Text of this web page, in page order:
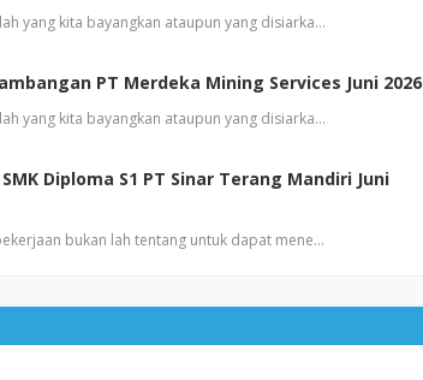
yang kita bayangkan ataupun yang disiarka…
PT Merdeka Mining Services Juni 2026
yang kita bayangkan ataupun yang disiarka…
Diploma S1 PT Sinar Terang Mandiri Juni
bukan lah tentang untuk dapat mene…